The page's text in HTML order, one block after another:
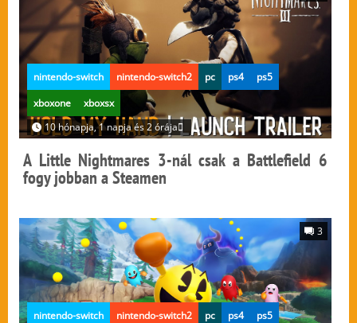
nintendo-switch nintendo-switch2 pc ps4
ps5
xboxone
xboxsx
10 hónapja, 1 napja és 2 órája
A Little Nightmares 3-nál csak a Battlefield 6
fogy jobban a Steamen
3
nintendo-switch nintendo-switch2 pc ps4
ps5